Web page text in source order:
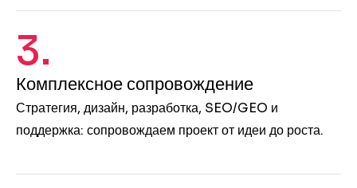
3.
Комплексное сопровождение
Стратегия, дизайн, разработка, SEO/GEO и
поддержка: сопровождаем проект от идеи до роста.